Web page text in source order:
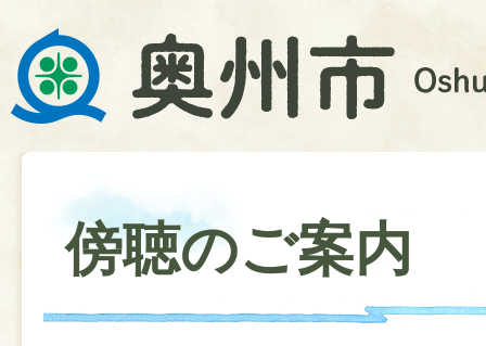
傍聴のご案内